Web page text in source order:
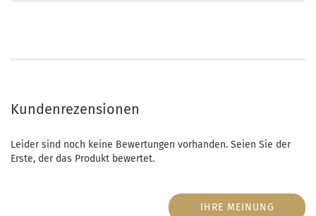
Kundenrezensionen
Leider sind noch keine Bewertungen vorhanden. Seien Sie der
Erste, der das Produkt bewertet.
IHRE MEINUNG